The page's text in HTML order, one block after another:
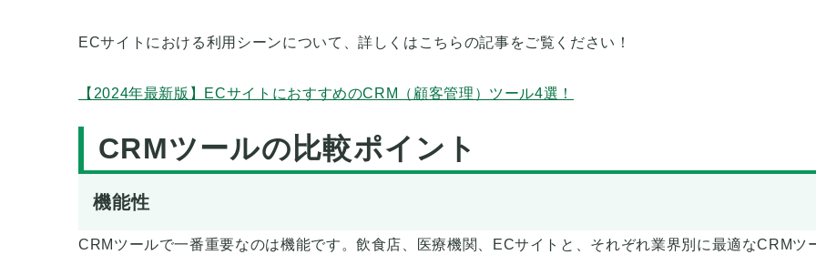
ECサイトにおける利用シーンについて、詳しくはこちらの記事をご覧ください！
【2024年最新版】ECサイトにおすすめのCRM（顧客管理）ツール4選！
CRMツールの比較ポイント
機能性
CRMツールで一番重要なのは機能です。飲食店、医療機関、ECサイトと、それぞれ業界別に最適なCRMツ